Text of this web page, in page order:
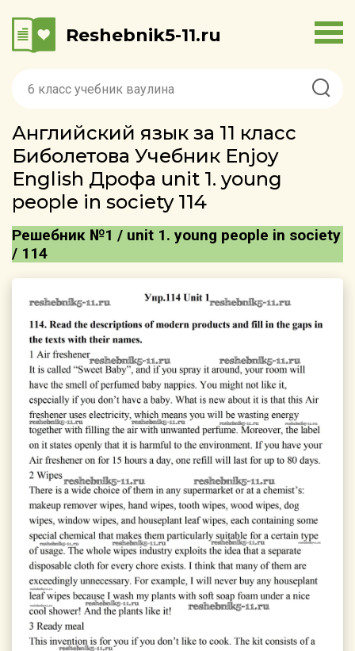
Reshebnik5-11.ru
Английский язык за 11 класс
Биболетова Учебник Enjoy
English Дрофа unit 1. young
people in society 114
Решебник №1 / unit 1. young people in society
/ 114